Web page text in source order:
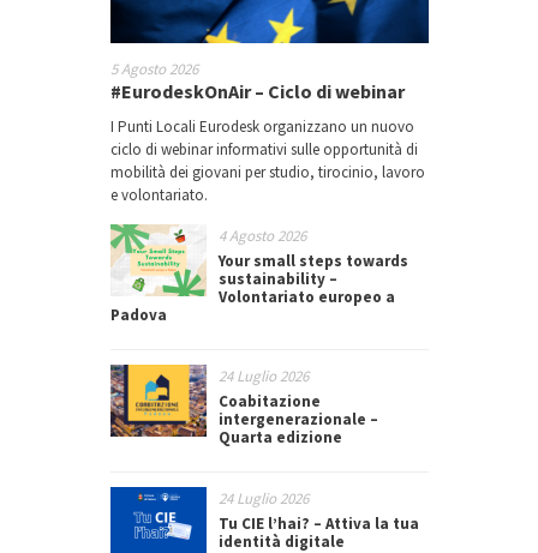
5 Agosto 2026
#EurodeskOnAir – Ciclo di webinar
I Punti Locali Eurodesk organizzano un nuovo
ciclo di webinar informativi sulle opportunità di
mobilità dei giovani per studio, tirocinio, lavoro
e volontariato.
4 Agosto 2026
Your small steps towards
sustainability –
Volontariato europeo a
Padova
24 Luglio 2026
Coabitazione
intergenerazionale –
Quarta edizione
24 Luglio 2026
Tu CIE l’hai? – Attiva la tua
identità digitale